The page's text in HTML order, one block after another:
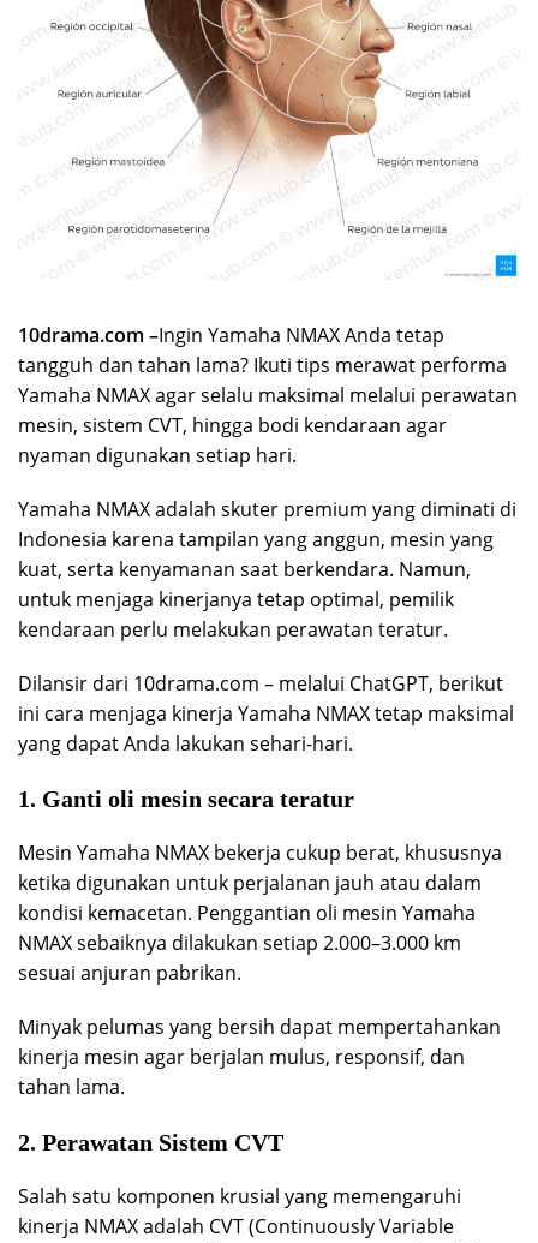
10drama.com –Ingin Yamaha NMAX Anda tetap
tangguh dan tahan lama? Ikuti tips merawat performa
Yamaha NMAX agar selalu maksimal melalui perawatan
mesin, sistem CVT, hingga bodi kendaraan agar
nyaman digunakan setiap hari.
Yamaha NMAX adalah skuter premium yang diminati di
Indonesia karena tampilan yang anggun, mesin yang
kuat, serta kenyamanan saat berkendara. Namun,
untuk menjaga kinerjanya tetap optimal, pemilik
kendaraan perlu melakukan perawatan teratur.
Dilansir dari 10drama.com – melalui ChatGPT, berikut
ini cara menjaga kinerja Yamaha NMAX tetap maksimal
yang dapat Anda lakukan sehari-hari.
1. Ganti oli mesin secara teratur
Mesin Yamaha NMAX bekerja cukup berat, khususnya
ketika digunakan untuk perjalanan jauh atau dalam
kondisi kemacetan. Penggantian oli mesin Yamaha
NMAX sebaiknya dilakukan setiap 2.000–3.000 km
sesuai anjuran pabrikan.
Minyak pelumas yang bersih dapat mempertahankan
kinerja mesin agar berjalan mulus, responsif, dan
tahan lama.
2. Perawatan Sistem CVT
Salah satu komponen krusial yang memengaruhi
kinerja NMAX adalah CVT (Continuously Variable